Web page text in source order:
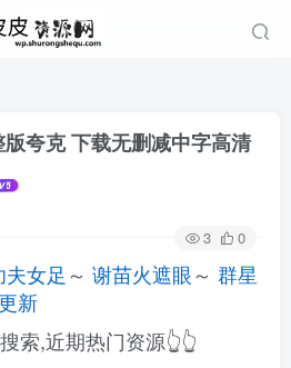
夸克 下载无删减中字高清
3 0
女足 ～ 谢苗火遮眼～ 群星
新
索,近期热门资源👆👆